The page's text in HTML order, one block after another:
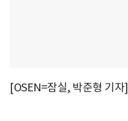
[OSEN=잠실, 박준형 기자]